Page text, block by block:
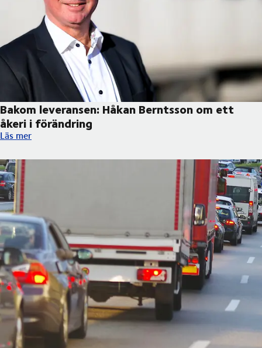
Bakom leveransen: Håkan Berntsson om ett
åkeri i förändring
Bakom leveransen: Håkan Berntsson om ett åkeri i förändring
Läs mer